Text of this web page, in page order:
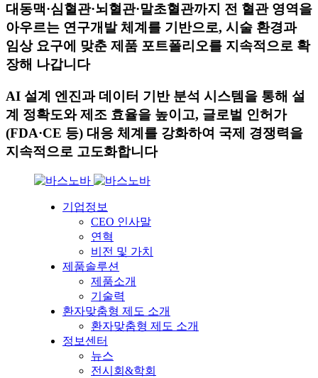
대동맥·심혈관·뇌혈관·말초혈관까지 전 혈관 영역을
아우르는 연구개발 체계를 기반으로, 시술 환경과
임상 요구에 맞춘 제품 포트폴리오를 지속적으로 확
장해 나갑니다
AI 설계 엔진과 데이터 기반 분석 시스템을 통해 설
계 정확도와 제조 효율을 높이고, 글로벌 인허가
(FDA·CE 등) 대응 체계를 강화하여 국제 경쟁력을
지속적으로 고도화합니다
기업정보
CEO 인사말
연혁
비전 및 가치
제품솔루션
제품소개
기술력
환자맞춤형 제도 소개
환자맞춤형 제도 소개
정보센터
뉴스
전시회&학회